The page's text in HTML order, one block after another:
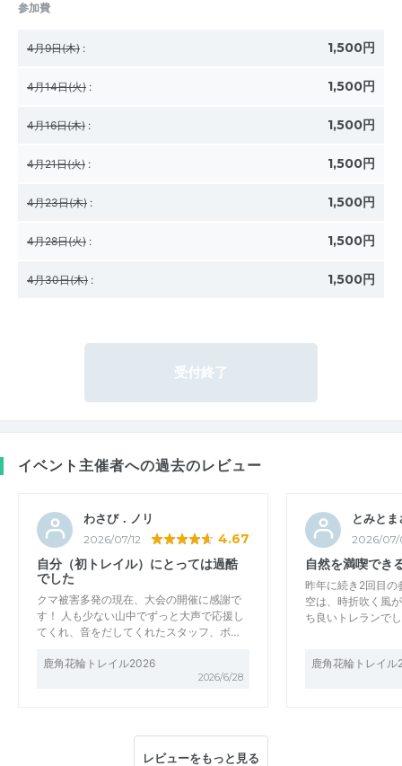
参加費
4月9日(木) : 1,500円
4月14日(火) : 1,500円
4月16日(木) : 1,500円
4月21日(火) : 1,500円
4月23日(木) : 1,500円
4月28日(火) : 1,500円
4月30日(木) : 1,500円
受付終了
イベント主催者への過去のレビュー
わさび．ノリ
2026/07/12 4.67
自分（初トレイル）にとっては過酷
でした
クマ被害多発の現在、大会の開催に感謝で
す！ 人も少ない山中でずっと大声で応援し
てくれ、音をだしてくれたスタッフ、ボ…
鹿角花輪トレイル2026
2026/6/28
とみとま
2026/07/
自然を満喫でき
昨年に続き2回目の
空は、時折吹く風
ち良いトレランで
鹿角花輪トレイル
レビューをもっと見る